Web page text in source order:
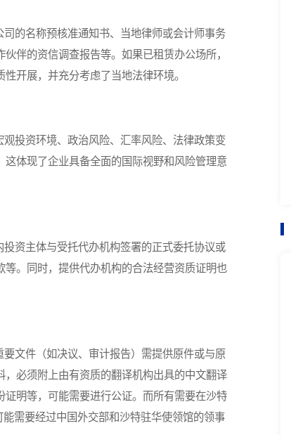
的名称预核准通知书、当地律师或会计师事务
伴的资信调查报告等。如果已租赁办公场所，
开展，并充分考虑了当地法律环境。
投资环境、政治风险、汇率风险、法律政策变
体现了企业具备全面的国际视野和风险管理意
资主体与受托代办机构签署的正式委托协议或
。同时，提供代办机构的合法经营资质证明也
文件（如决议、审计报告）需提供原件或与原
必须附上由有资质的翻译机构出具的中文翻译
明等，可能需要进行公证。而所有需要在沙特
需要经过中国外交部和沙特驻华使领馆的领事